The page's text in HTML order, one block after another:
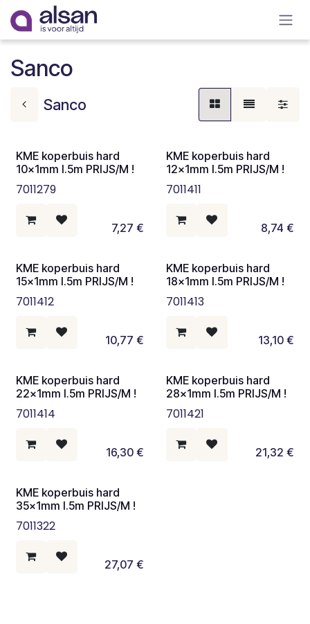
Overslaan naar inhoud
Sanco
Sanco
KME koperbuis hard
10x1mm l.5m PRIJS/M !
7011279
7,27 €
KME koperbuis hard
12x1mm l.5m PRIJS/M !
7011411
8,74 €
KME koperbuis hard
15x1mm l.5m PRIJS/M !
7011412
10,77 €
KME koperbuis hard
18x1mm l.5m PRIJS/M !
7011413
13,10€
KME koperbuis hard
22x1mm l.5m PRIJS/M !
7011414
16,30€
KME koperbuis hard
28x1mm l.5m PRIJS/M !
7011421
21,32 €
KME koperbuis hard
35x1mm l.5m PRIJS/M !
7011322
27,07 €